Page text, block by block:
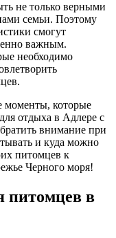
не только верными
семьи. Поэтому
смогут
важным.
необходимо
моменты, которые
отдыха в Адлере с
внимание при
и куда можно
питомцев к
Черного моря!
питомцев в